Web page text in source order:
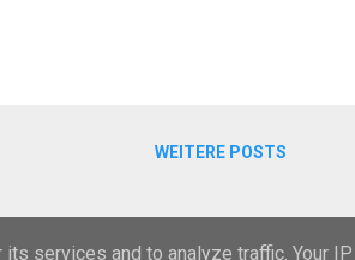
Situation in der besetzten
WEITERE POSTS
services and to analyze traffic. Your